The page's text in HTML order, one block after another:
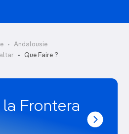
Andalousie
Que Faire ?
Frontera